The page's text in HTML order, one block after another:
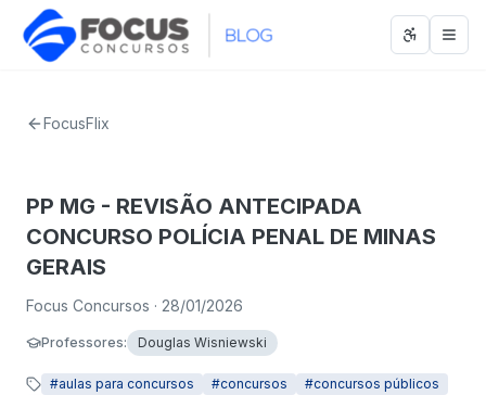
Abrir
FocusFlix
PP MG - REVISÃO ANTECIPADA
CONCURSO POLÍCIA PENAL DE MINAS
GERAIS
Focus Concursos · 28/01/2026
Professores: Douglas Wisniewski
#aulas para concursos #concursos #concursos públicos